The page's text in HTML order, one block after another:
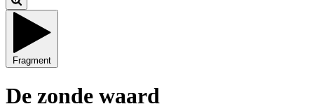
Fragment
De zonde waard